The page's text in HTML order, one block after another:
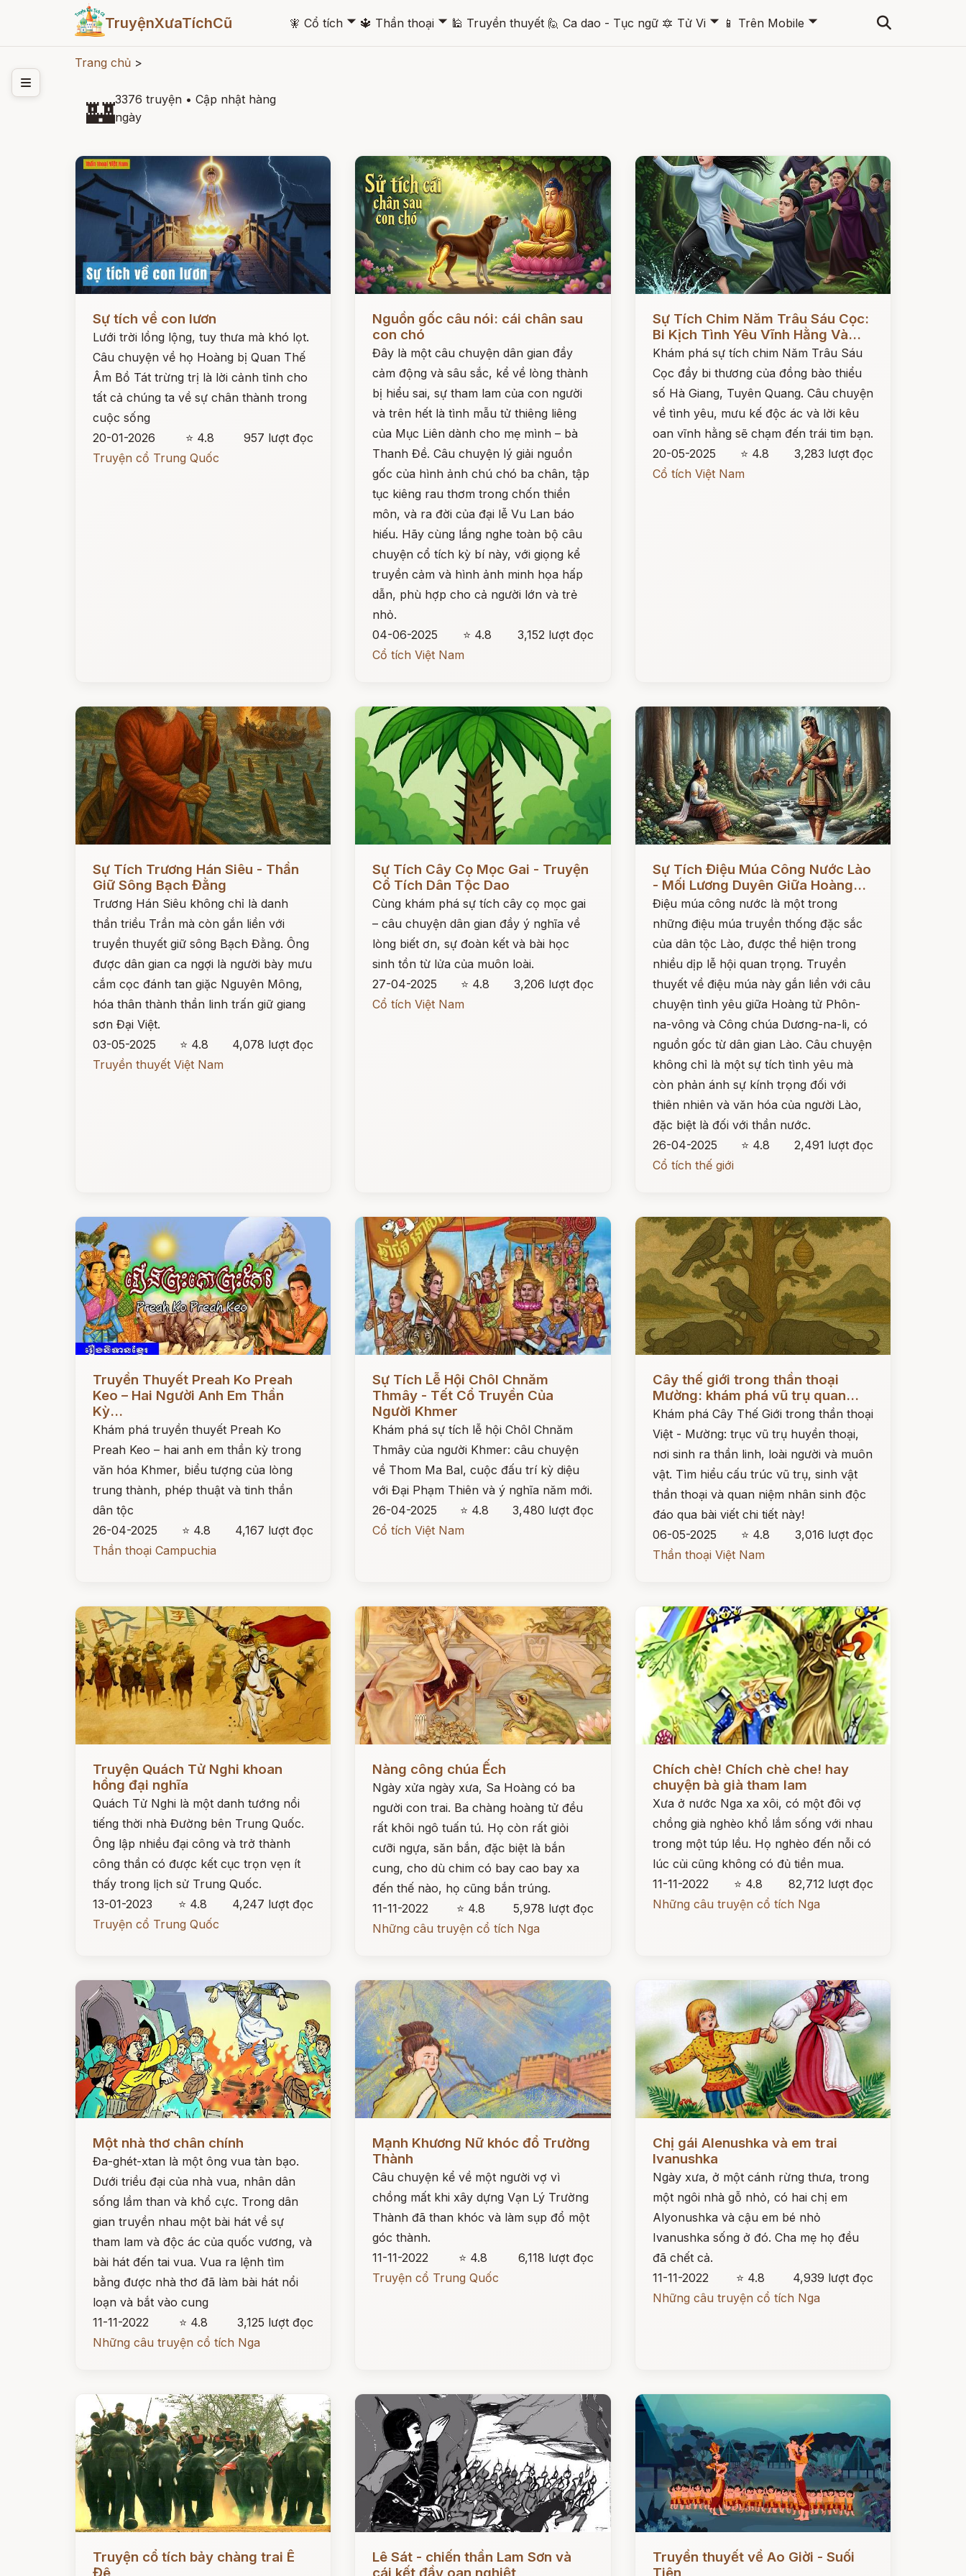
TruyệnXưaTíchCũ 🧚 Cổ tích 🞃 🔱 Thần thoại 🞃 🕌 Truyền thuyết 🙋 Ca dao - Tục ngữ 🔯 Tử Vi 🞃 📱 Trên Mobile 🞃
Trang chủ >
🏰3376 truyện • Cập nhật hàng
ngày
Sự tích về con lươn
Lưới trời lồng lộng, tuy thưa mà khó lọt.
Câu chuyện về họ Hoàng bị Quan Thế
Âm Bồ Tát trừng trị là lời cảnh tỉnh cho
tất cả chúng ta về sự chân thành trong
cuộc sống
20-01-2026
⭐ 4.8
957 lượt đọc
Truyện cổ Trung Quốc
Đọc ngay
Nguồn gốc câu nói: cái chân sau
con chó
Đây là một câu chuyện dân gian đầy
cảm động và sâu sắc, kể về lòng thành
bị hiểu sai, sự tham lam của con người
và trên hết là tình mẫu tử thiêng liêng
của Mục Liên dành cho mẹ mình – bà
Thanh Đề. Câu chuyện lý giải nguồn
gốc của hình ảnh chú chó ba chân, tập
tục kiêng rau thơm trong chốn thiền
môn, và ra đời của đại lễ Vu Lan báo
hiếu. Hãy cùng lắng nghe toàn bộ câu
chuyện cổ tích kỳ bí này, với giọng kể
truyền cảm và hình ảnh minh họa hấp
dẫn, phù hợp cho cả người lớn và trẻ
nhỏ.
04-06-2025
⭐ 4.8
3,152 lượt đọc
Cổ tích Việt Nam
Sự Tích Chim Năm Trâu Sáu Cọc:
Bi Kịch Tình Yêu Vĩnh Hằng Và...
Khám phá sự tích chim Năm Trâu Sáu
Cọc đầy bi thương của đồng bào thiểu
số Hà Giang, Tuyên Quang. Câu chuyện
về tình yêu, mưu kế độc ác và lời kêu
oan vĩnh hằng sẽ chạm đến trái tim bạn.
20-05-2025
⭐ 4.8
3,283 lượt đọc
Cổ tích Việt Nam
Sự Tích Trương Hán Siêu - Thần
Giữ Sông Bạch Đằng
Trương Hán Siêu không chỉ là danh
thần triều Trần mà còn gắn liền với
truyền thuyết giữ sông Bạch Đằng. Ông
được dân gian ca ngợi là người bày mưu
cắm cọc đánh tan giặc Nguyên Mông,
hóa thân thành thần linh trấn giữ giang
sơn Đại Việt.
03-05-2025
⭐ 4.8
4,078 lượt đọc
Truyền thuyết Việt Nam
Sự Tích Cây Cọ Mọc Gai - Truyện
Cổ Tích Dân Tộc Dao
Cùng khám phá sự tích cây cọ mọc gai
– câu chuyện dân gian đầy ý nghĩa về
lòng biết ơn, sự đoàn kết và bài học
sinh tồn từ lửa của muôn loài.
27-04-2025
⭐ 4.8
3,206 lượt đọc
Cổ tích Việt Nam
Sự Tích Điệu Múa Công Nước Lào
- Mối Lương Duyên Giữa Hoàng...
Điệu múa công nước là một trong
những điệu múa truyền thống đặc sắc
của dân tộc Lào, được thể hiện trong
nhiều dịp lễ hội quan trọng. Truyền
thuyết về điệu múa này gắn liền với câu
chuyện tình yêu giữa Hoàng tử Phôn-
na-vông và Công chúa Dương-na-li, có
nguồn gốc từ dân gian Lào. Câu chuyện
không chỉ là một sự tích tình yêu mà
còn phản ánh sự kính trọng đối với
thiên nhiên và văn hóa của người Lào,
đặc biệt là đối với thần nước.
26-04-2025
⭐ 4.8
2,491 lượt đọc
Cổ tích thế giới
Đọc ngay
Truyền Thuyết Preah Ko Preah
Keo – Hai Người Anh Em Thần
Kỳ...
Khám phá truyền thuyết Preah Ko
Preah Keo – hai anh em thần kỳ trong
văn hóa Khmer, biểu tượng của lòng
trung thành, phép thuật và tinh thần
dân tộc
26-04-2025
⭐ 4.8
4,167 lượt đọc
Thần thoại Campuchia
Sự Tích Lễ Hội Chôl Chnăm
Thmây - Tết Cổ Truyền Của
Người Khmer
Khám phá sự tích lễ hội Chôl Chnăm
Thmây của người Khmer: câu chuyện
về Thom Ma Bal, cuộc đấu trí kỳ diệu
với Đại Phạm Thiên và ý nghĩa năm mới.
26-04-2025
⭐ 4.8
3,480 lượt đọc
Cổ tích Việt Nam
Cây thế giới trong thần thoại
Mường: khám phá vũ trụ quan...
Khám phá Cây Thế Giới trong thần thoại
Việt - Mường: trục vũ trụ huyền thoại,
nơi sinh ra thần linh, loài người và muôn
vật. Tìm hiểu cấu trúc vũ trụ, sinh vật
thần thoại và quan niệm nhân sinh độc
đáo qua bài viết chi tiết này!
06-05-2025
⭐ 4.8
3,016 lượt đọc
Thần thoại Việt Nam
Truyện Quách Tử Nghi khoan
hồng đại nghĩa
Quách Tử Nghi là một danh tướng nổi
tiếng thời nhà Đường bên Trung Quốc.
Ông lập nhiều đại công và trở thành
công thần có được kết cục trọn vẹn ít
thấy trong lịch sử Trung Quốc.
13-01-2023
⭐ 4.8
4,247 lượt đọc
Truyện cổ Trung Quốc
Nàng công chúa Ếch
Ngày xửa ngày xưa, Sa Hoàng có ba
người con trai. Ba chàng hoàng tử đều
rất khôi ngô tuấn tú. Họ còn rất giỏi
cưỡi ngựa, săn bắn, đặc biệt là bắn
cung, cho dù chim có bay cao bay xa
đến thế nào, họ cũng bắn trúng.
11-11-2022
⭐ 4.8
5,978 lượt đọc
Những câu truyện cổ tích Nga
Chích chè! Chích chè che! hay
chuyện bà già tham lam
Xưa ở nước Nga xa xôi, có một đôi vợ
chồng già nghèo khổ lắm sống với nhau
trong một túp lều. Họ nghèo đến nỗi có
lúc củi cũng không có đủ tiền mua.
11-11-2022
⭐ 4.8
82,712 lượt đọc
Những câu truyện cổ tích Nga
Một nhà thơ chân chính
Đa-ghét-xtan là một ông vua tàn bạo.
Dưới triều đại của nhà vua, nhân dân
sống lầm than và khổ cực. Trong dân
gian truyền nhau một bài hát về sự
tham lam và độc ác của quốc vương, và
bài hát đến tai vua. Vua ra lệnh tìm
bằng được nhà thơ đã làm bài hát nổi
loạn và bắt vào cung
11-11-2022
⭐ 4.8
3,125 lượt đọc
Những câu truyện cổ tích Nga
Mạnh Khương Nữ khóc đổ Trường
Thành
Câu chuyện kể về một người vợ vì
chồng mất khi xây dựng Vạn Lý Trường
Thành đã than khóc và làm sụp đổ một
góc thành.
11-11-2022
⭐ 4.8
6,118 lượt đọc
Truyện cổ Trung Quốc
Chị gái Alenushka và em trai
Ivanushka
Ngày xưa, ở một cánh rừng thưa, trong
một ngôi nhà gỗ nhỏ, có hai chị em
Alyonushka và cậu em bé nhỏ
Ivanushka sống ở đó. Cha mẹ họ đều
đã chết cả.
11-11-2022
⭐ 4.8
4,939 lượt đọc
Những câu truyện cổ tích Nga
Truyện cổ tích bảy chàng trai Ê
Lê Sát - chiến thần Lam Sơn và
Đọc ngay
Truyền thuyết về Ao Giời - Suối